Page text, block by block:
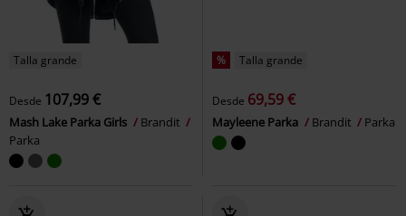
Talla grande
Desde 107,99 €
Mash Lake Parka Girls
Brandit
Parka
% Talla grande
Desde 69,59 €
Mayleene Parka Brandit Parka